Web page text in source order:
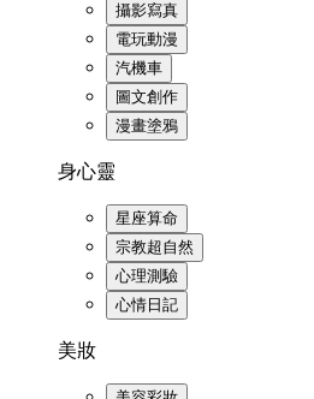
攝影寫真
電玩動漫
汽機車
圖文創作
漫畫塗鴉
身心靈
星座算命
宗教超自然
心理測驗
心情日記
美妝